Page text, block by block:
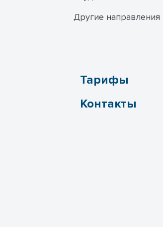
Другие направления
Тарифы
Контакты